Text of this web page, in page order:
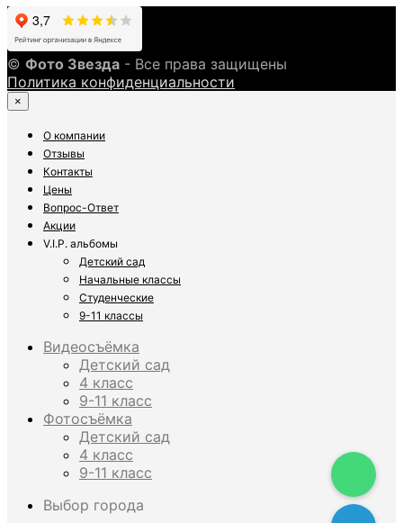
© Фото Звезда - Все права защищены
Политика конфиденциальности
×
О компании
Отзывы
Контакты
Цены
Вопрос-Ответ
Акции
V.I.P. альбомы
Детский сад
Начальные классы
Студенческие
9-11 классы
Видеосъёмка
Детский сад
4 класс
9-11 класс
Фотосъёмка
Детский сад
4 класс
9-11 класс
Выбор города